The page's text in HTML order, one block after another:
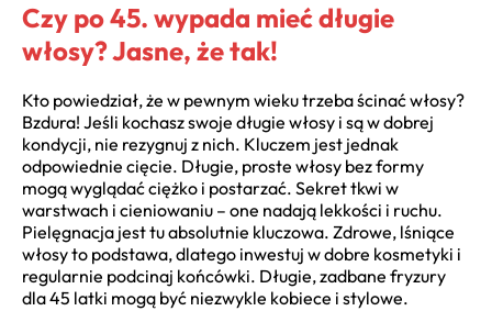
Czy po 45. wypada mieć długie
włosy? Jasne, że tak!
Kto powiedział, że w pewnym wieku trzeba ścinać włosy?
Bzdura! Jeśli kochasz swoje długie włosy i są w dobrej
kondycji, nie rezygnuj z nich. Kluczem jest jednak
odpowiednie cięcie. Długie, proste włosy bez formy
mogą wyglądać ciężko i postarzać. Sekret tkwi w
warstwach i cieniowaniu – one nadają lekkości i ruchu.
Pielęgnacja jest tu absolutnie kluczowa. Zdrowe, lśniące
włosy to podstawa, dlatego inwestuj w dobre kosmetyki i
regularnie podcinaj końcówki. Długie, zadbane fryzury
dla 45 latki mogą być niezwykle kobiece i stylowe.